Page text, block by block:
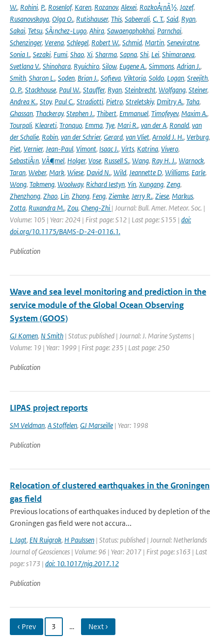
W., Rohini, P., Rosenlof, Karen, Rozanov, Alexei, RozkoÅ¡nÃ½, Jozef,
Rusanovskaya, Olga O., Rutishauser, This, Sabeerali, C. T., Said, Ryan,
Sakai, Tetsu, SÃ¡nchez-Lugo, Ahira, Sawaengphokhai, Parnchai,
Schenzinger, Verena, Schlegel, Robert W., Schmid, Martin, Seneviratne,
Sonia I., Sezaki, Fumi, Shao, Xi, Sharma, Sapna, Shi, Lei, Shimaraeva,
Svetlana V., Shinohara, Ryuichiro, Silow, Eugene A., Simmons, Adrian J.,
Smith, Sharon L., Soden, Brian J., Sofieva, Viktoria, Soldo, Logan, Sreejith,
O. P., Stackhouse, Paul W., Stauffer, Ryan, Steinbrecht, Wolfgang, Steiner,
Andrea K., Stoy, Paul C., Stradiotti, Pietro, Streletskiy, Dmitry A., Taha,
Ghassan, Thackeray, Stephen J., Thibert, Emmanuel, Timofeyev, Maxim A.,
Tourpali, Kleareti, Tronquo, Emma, Tye, Mari R., van der A, Ronald, van
der Schalie, Robin, van der Schrier, Gerard, van Vliet, Arnold J. H., Verburg,
Piet, Vernier, Jean-Paul, Vimont, Isaac J., Virts, Katrina, Vivero,
SebastiÃ¡n, VÃ¶mel, Holger, Vose, Russell S., Wang, Ray H. J., Warnock,
Taran, Weber, Mark, Wiese, David N., Wild, Jeannette D, Williams, Earle,
Wong, Takmeng, Woolway, Richard Iestyn, Yin, Xungang, Zeng,
Zhenzhong, Zhao, Lin, Zhong, Feng, Ziemke, Jerry R., Ziese, Markus,
Zotta, Ruxandra M., Zou, Cheng-Zhi | Journal: Bull. Amer. Meteor. Soc. |
Volume: 105 | Year: 2024 | First page: S12 | Last page: S155 | doi:
doi.org/10.1175/BAMS-D-24-0116.1.
Publication
Wave and sea level monitoring and prediction in the
service module of the Global Ocean Observing
System (GOOS)
GJ Komen, N Smith | Status: published | Journal: J. Marine Systems |
Volume: 19 | Year: 1999 | First page: 235 | Last page: 250
Publication
LIPAS project reports
SM Veldman, A Stoffelen, GJ Marseille | Year: 1998
Publication
Relocation of clustered earthquakes in the Groningen
gas field
Previous locations of earthquakes induced by depletion of the
Groningen gas field were not accura...
L Jagt, EN Ruigrok, H Paulssen | Status: published | Journal: Netherlands
Journal of Geosciences | Volume: 96 | Year: 2017 | First page: s163 | Last
page: s173 | doi: 10.1017/njg.2017.12
Publication
‹ Prev 3 … Next ›